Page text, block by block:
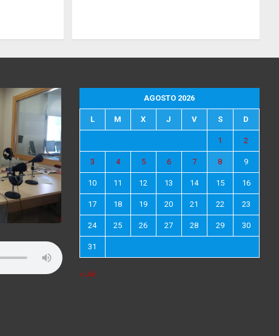
AGOSTO 2026
L M X J V S D
1 2
3 4 5 6 7 8 9
10 11 12 13 14 15 16
17 18 19 20 21 22 23
24 25 26 27 28 29 30
31
« Jul